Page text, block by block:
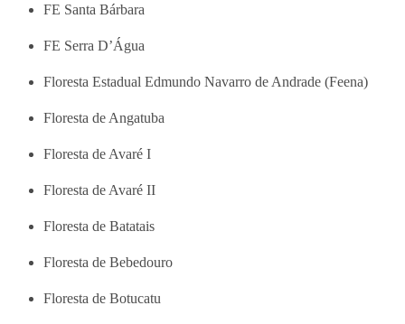
FE Santa Bárbara
FE Serra D’Água
Floresta Estadual Edmundo Navarro de Andrade (Feena)
Floresta de Angatuba
Floresta de Avaré I
Floresta de Avaré II
Floresta de Batatais
Floresta de Bebedouro
Floresta de Botucatu